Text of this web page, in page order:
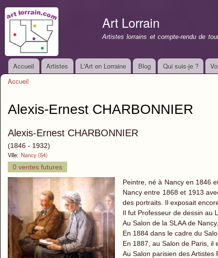
Art Lorrain
Artistes lorrains et compte-rendu de
Menu principal
Accueil Artistes L'Art en Lorraine Blog Qui suis-je ?
Accueil
Alexis-Ernest CHARBONNIER
Alexis-Ernest CHARBONNIER
(1846 - 1932)
Ville: Nancy (54)
0 ventes futures
Peintre, né à Nancy en 1846
Nancy entre 1868 et 1913
des portraits. Il exposait
Il fut Professeur de dessin au
Au Salon de la SLAA de
En 1884 dans le cadre du
En 1887, au Salon de Paris, il
Au Salon parisien des